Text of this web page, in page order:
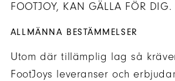
FOOTJOY, KAN GÄLLA FÖR DIG.
ALLMÄNNA BESTÄMMELSER
Utom där tillämplig lag så
FootJoys leveranser och